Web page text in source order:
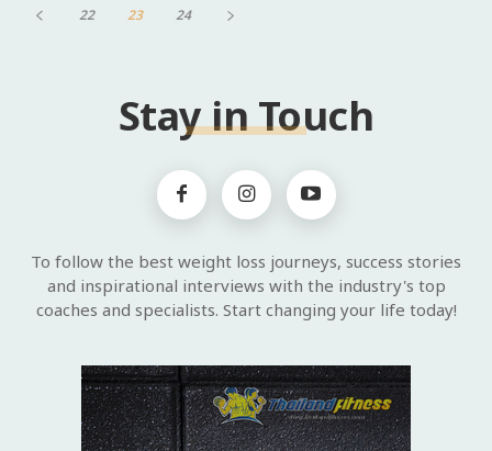
22 23 24
Stay in Touch
To follow the best weight loss journeys, success stories
and inspirational interviews with the industry's top
coaches and specialists. Start changing your life today!